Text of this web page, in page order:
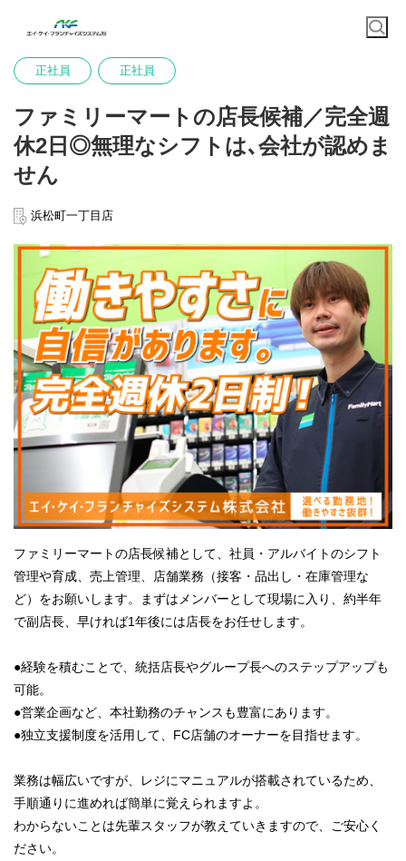
正社員 正社員
ファミリーマートの店長候補／完全週
休2日◎無理なシフトは､会社が認めま
せん
浜松町一丁目店
ファミリーマートの店長候補として、社員・アルバイトのシフト
管理や育成、売上管理、店舗業務（接客・品出し・在庫管理な
ど）をお願いします。まずはメンバーとして現場に入り、約半年
で副店長、早ければ1年後には店長をお任せします。
●経験を積むことで、統括店長やグループ長へのステップアップも
可能。
●営業企画など、本社勤務のチャンスも豊富にあります。
●独立支援制度を活用して、FC店舗のオーナーを目指せます。
業務は幅広いですが、レジにマニュアルが搭載されているため、
手順通りに進めれば簡単に覚えられますよ。
わからないことは先輩スタッフが教えていきますので、ご安心く
ださい。